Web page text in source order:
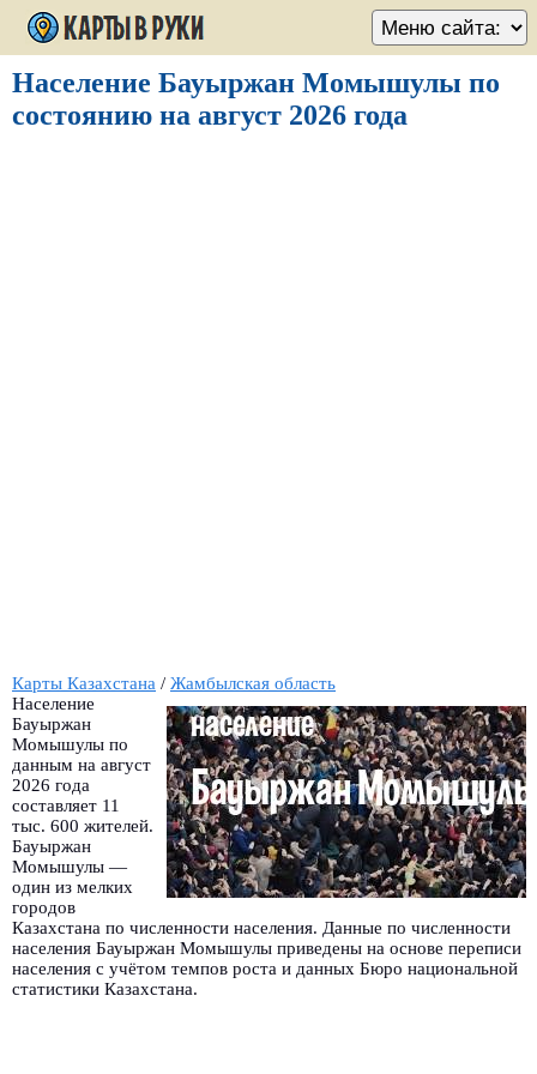
Население Бауыржан Момышулы по
состоянию на август 2026 года
Карты Казахстана / Жамбылская область
Население
Бауыржан
Момышулы по
данным на август
2026 года
составляет 11
тыс. 600 жителей.
Бауыржан
Момышулы —
один из мелких
городов
Казахстана по численности населения. Данные по численности
населения Бауыржан Момышулы приведены на основе переписи
населения с учётом темпов роста и данных Бюро национальной
статистики Казахстана.